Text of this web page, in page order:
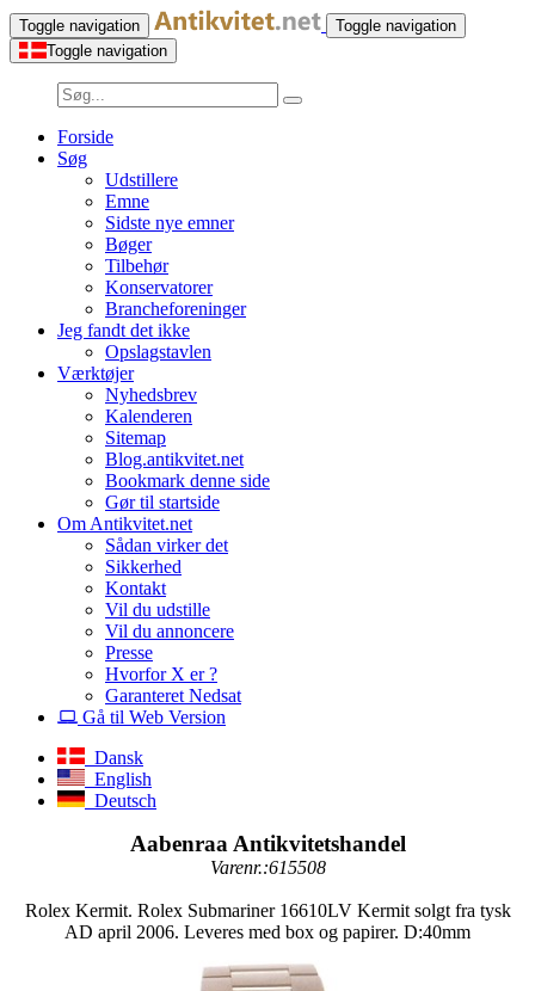
Toggle navigation
Toggle navigation
Toggle navigation
Forside
Søg
Udstillere
Emne
Sidste nye emner
Bøger
Tilbehør
Konservatorer
Brancheforeninger
Jeg fandt det ikke
Opslagstavlen
Værktøjer
Nyhedsbrev
Kalenderen
Sitemap
Blog.antikvitet.net
Bookmark denne side
Gør til startside
Om Antikvitet.net
Sådan virker det
Sikkerhed
Kontakt
Vil du udstille
Vil du annoncere
Presse
Hvorfor X er ?
Garanteret Nedsat
Gå til Web Version
Dansk
English
Deutsch
Aabenraa Antikvitetshandel
Varenr.:615508
Rolex Kermit. Rolex Submariner 16610LV Kermit solgt fra tysk
AD april 2006. Leveres med box og papirer. D:40mm